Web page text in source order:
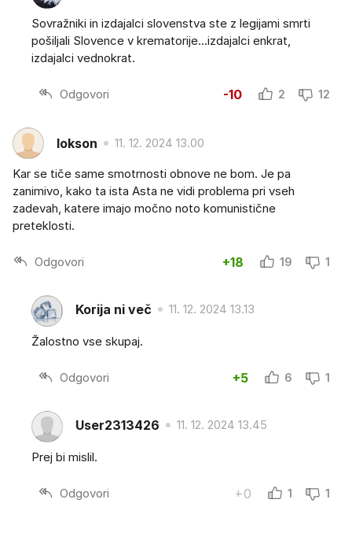
Sovražniki in izdajalci slovenstva ste z legijami smrti
pošiljali Slovence v krematorije...izdajalci enkrat,
izdajalci vednokrat.
Odgovori -10 2 12
lokson 11. 12. 2024 13.00
Kar se tiče same smotrnosti obnove ne bom. Je pa
zanimivo, kako ta ista Asta ne vidi problema pri vseh
zadevah, katere imajo močno noto komunistične
preteklosti.
Odgovori +18 19 1
Korija ni več 11. 12. 2024 13.13
Žalostno vse skupaj.
Odgovori +5 6 1
User2313426 11. 12. 2024 13.45
Prej bi mislil.
Odgovori +0 1 1